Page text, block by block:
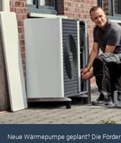
Neue Wärmepumpe geplant? Die